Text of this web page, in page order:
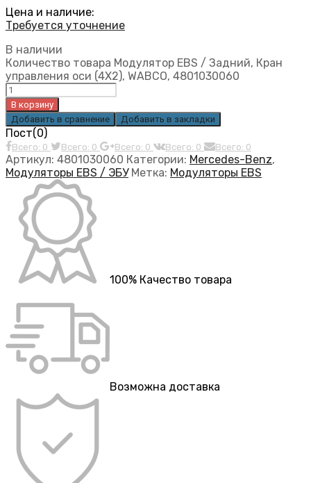
Цена и наличие:
Требуется уточнение
В наличии
Количество товара Модулятор EBS / Задний, Кран
управления оси (4X2), WABCO, 4801030060
В корзину
Добавить в сравнение
Добавить в закладки
Пост(0)
Всего: 0 Всего: 0 Всего: 0 Всего: 0 Всего: 0
Артикул: 4801030060 Категории: Mercedes-Benz,
Модуляторы EBS / ЭБУ Метка: Модуляторы EBS
100% Качество товара
Возможна доставка